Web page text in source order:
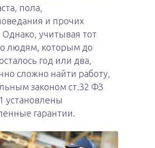
пола,
и прочих
учитывая тот
людям, которым до
год или два,
сложно найти работу,
законом ст.32 ФЗ
установлены
гарантии.